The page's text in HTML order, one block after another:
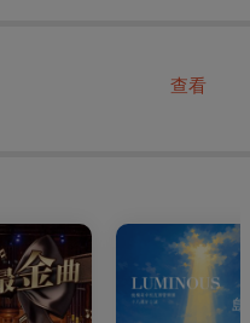
查看